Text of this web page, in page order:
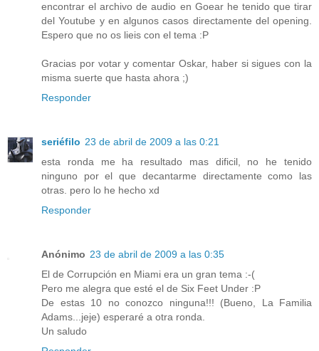
encontrar el archivo de audio en Goear he tenido que tirar
del Youtube y en algunos casos directamente del opening.
Espero que no os lieis con el tema :P
Gracias por votar y comentar Oskar, haber si sigues con la
misma suerte que hasta ahora ;)
Responder
seriéfilo 23 de abril de 2009 a las 0:21
esta ronda me ha resultado mas dificil, no he tenido
ninguno por el que decantarme directamente como las
otras. pero lo he hecho xd
Responder
Anónimo 23 de abril de 2009 a las 0:35
El de Corrupción en Miami era un gran tema :-(
Pero me alegra que esté el de Six Feet Under :P
De estas 10 no conozco ninguna!!! (Bueno, La Familia
Adams...jeje) esperaré a otra ronda.
Un saludo